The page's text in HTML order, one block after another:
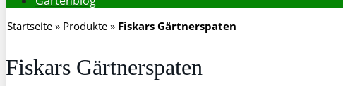
Startseite » Produkte » Fiskars Gärtnerspaten
Fiskars Gärtnerspaten